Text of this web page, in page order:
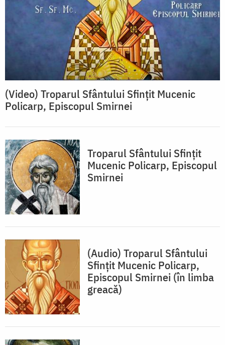
(Video) Troparul Sfântului Sfințit Mucenic
Policarp, Episcopul Smirnei
Troparul Sfântului Sfinţit
Mucenic Policarp, Episcopul
Smirnei
(Audio) Troparul Sfântului
Sfințit Mucenic Policarp,
Episcopul Smirnei (în limba
greacă)